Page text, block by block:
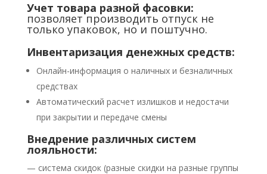
Учет товара разной фасовки:
позволяет производить отпуск не
только упаковок, но и поштучно.
Инвентаризация денежных средств:
Онлайн-информация о наличных и безналичных
средствах
Автоматический расчет излишков и недостачи
при закрытии и передаче смены
Внедрение различных систем
лояльности:
— система скидок (разные скидки на разные группы